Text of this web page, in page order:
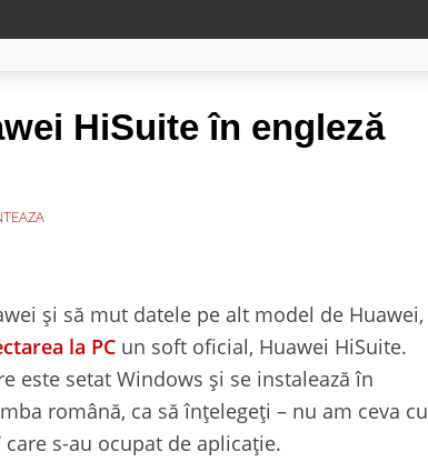
HiSuite în engleză
și să mut datele pe alt model de Huawei,
la PC un soft oficial, Huawei HiSuite.
este setat Windows și se instalează în
română, ca să înțelegeți – nu am ceva cu
s-au ocupat de aplicație.